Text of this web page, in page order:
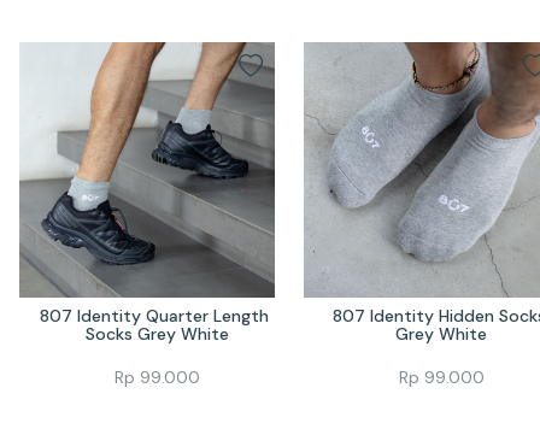
807 Identity Quarter Length
Socks Grey White
Rp 99.000
807 Identity Hidden
Grey White
Rp 99.000